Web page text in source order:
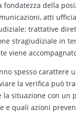
fondatezza della
atti
trattative
stragiudiziale in
viene
spesso
la verifica può
la situazione con
e quali azioni